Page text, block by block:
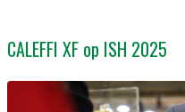
CALEFFI XF op ISH 2025